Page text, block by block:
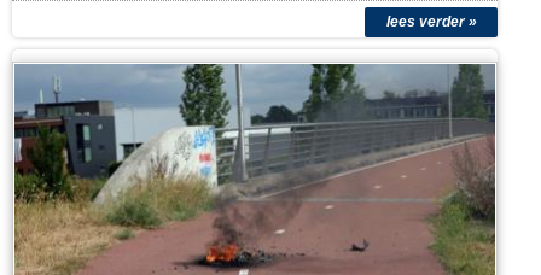
Bestuurder ramt twee bomen op Sluisweg en
raakt buiten kennis: wonderbaarlijk lichtgewond
Bericht geplaatst op 28 juli 2026 22:37
WAALWIJK - Op de Sluisweg in Waalwijk is dinsdagavond 28 juli een
automobilist gecrasht. De man ramde achter elkaar twee bomen en raakte
buiten bewustzijn, maar wist tot verbazing van…